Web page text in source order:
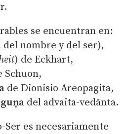
se encuentran en:
nombre y del ser),
) de Eckhart,
Schuon,
de Dionisio Areopagita,
del advaita-vedānta.
Ser es necesariamente